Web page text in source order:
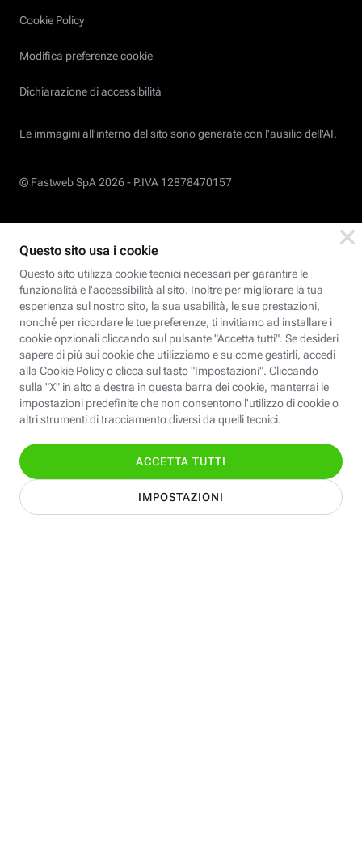
Cookie Policy
Modifica preferenze cookie
Dichiarazione di accessibilità
Le immagini all’interno del sito sono generate con l'ausilio dell'AI.
© Fastweb SpA 2026 - P.IVA 12878470157